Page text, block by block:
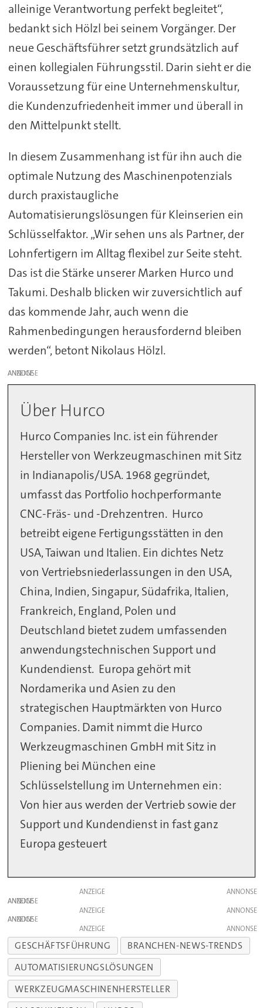
alleinige Verantwortung perfekt begleitet“,
bedankt sich Hölzl bei seinem Vorgänger. Der
neue Geschäftsführer setzt grundsätzlich auf
einen kollegialen Führungsstil. Darin sieht er die
Voraussetzung für eine Unternehmenskultur,
die Kundenzufriedenheit immer und überall in
den Mittelpunkt stellt.
In diesem Zusammenhang ist für ihn auch die
optimale Nutzung des Maschinenpotenzials
durch praxistaugliche
Automatisierungslösungen für Kleinserien ein
Schlüsselfaktor. „Wir sehen uns als Partner, der
Lohnfertigern im Alltag flexibel zur Seite steht.
Das ist die Stärke unserer Marken Hurco und
Takumi. Deshalb blicken wir zuversichtlich auf
das kommende Jahr, auch wenn die
Rahmenbedingungen herausfordernd bleiben
werden“, betont Nikolaus Hölzl.
ANZEIGE
Über Hurco
Hurco Companies Inc. ist ein führender
Hersteller von Werkzeugmaschinen mit Sitz
in Indianapolis/USA. 1968 gegründet,
umfasst das Portfolio hochperformante
CNC-Fräs- und -Drehzentren. Hurco
betreibt eigene Fertigungsstätten in den
USA, Taiwan und Italien. Ein dichtes Netz
von Vertriebsniederlassungen in den USA,
China, Indien, Singapur, Südafrika, Italien,
Frankreich, England, Polen und
Deutschland bietet zudem umfassenden
anwendungstechnischen Support und
Kundendienst. Europa gehört mit
Nordamerika und Asien zu den
strategischen Hauptmärkten von Hurco
Companies. Damit nimmt die Hurco
Werkzeugmaschinen GmbH mit Sitz in
Pliening bei München eine
Schlüsselstellung im Unternehmen ein:
Von hier aus werden der Vertrieb sowie der
Support und Kundendienst in fast ganz
Europa gesteuert
ANZEIGE
ANZEIGE
ANZEIGE
ANZEIGE
ANZEIGE
GESCHÄFTSFÜHRUNG
BRANCHEN-NEWS-TRENDS
AUTOMATISIERUNGSLÖSUNGEN
WERKZEUGMASCHINENHERSTELLER